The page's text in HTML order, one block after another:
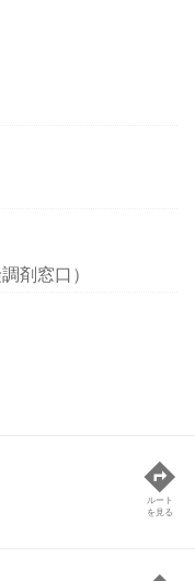
剤窓口）
ルート
を見る